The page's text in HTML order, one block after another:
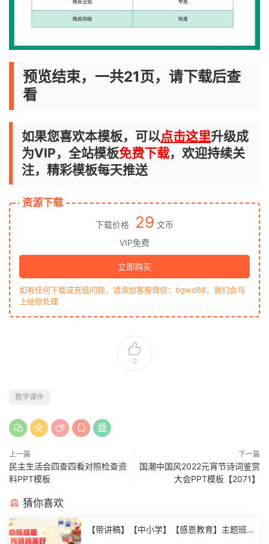
预览结束，一共21页，请下载后查
看
如果您喜欢本模板，可以点击这里升级成
为VIP，全站模板免费下载，欢迎持续关
注，精彩模板每天推送
资源下载
下载价格 29 文币
VIP免费
立即购买
如有任何下载或充值问题，请添加客服微信：bgwd88，我们会马
上给你处理
0
教学课件
上一篇
民主生活会四查四看对照检查资
料PPT模板
下一篇
国潮中国风2022元宵节诗词鉴赏
大会PPT模板【2071】
猜你喜欢
【带讲稿】【中小学】【感恩教育】主题班